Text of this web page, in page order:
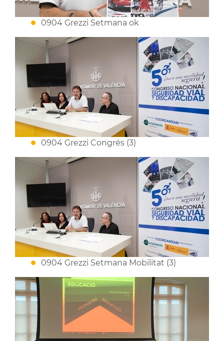
0904 Grezzi Setmana ok
0904 Grezzi Congrés (3)
0904 Grezzi Setmana Mobilitat (3)